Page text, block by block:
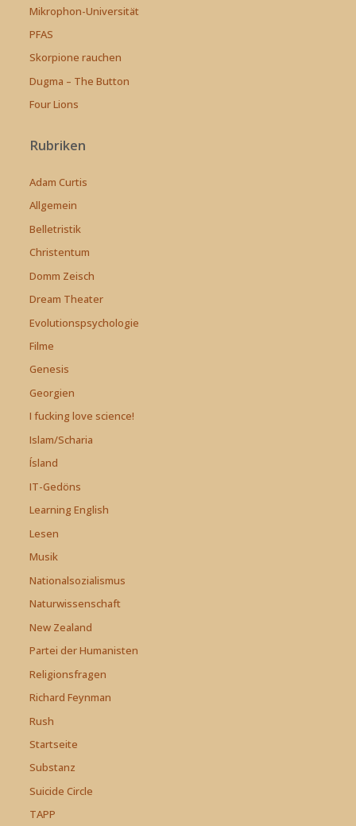
Mikrophon-Universität
PFAS
Skorpione rauchen
Dugma – The Button
Four Lions
Rubriken
Adam Curtis
Allgemein
Belletristik
Christentum
Domm Zeisch
Dream Theater
Evolutionspsychologie
Filme
Genesis
Georgien
I fucking love science!
Islam/Scharia
Ísland
IT-Gedöns
Learning English
Lesen
Musik
Nationalsozialismus
Naturwissenschaft
New Zealand
Partei der Humanisten
Religionsfragen
Richard Feynman
Rush
Startseite
Substanz
Suicide Circle
TAPP